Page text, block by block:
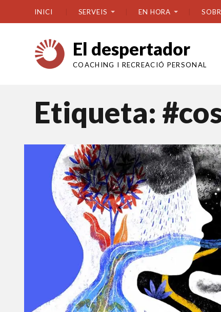
INICI SERVEIS EN HORA
El despertador
COACHING I RECREACIÓ PERSONAL
Etiqueta: